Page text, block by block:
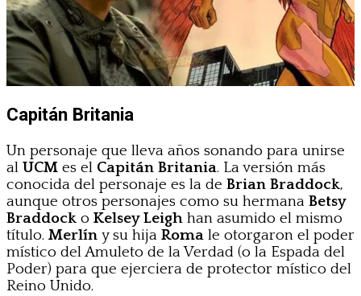
Capitán Britania
Un personaje que lleva años sonando para unirse
al UCM es el Capitán Britania. La versión más
conocida del personaje es la de Brian Braddock,
aunque otros personajes como su hermana Betsy
Braddock o Kelsey Leigh han asumido el mismo
título. Merlín y su hija Roma le otorgaron el poder
místico del Amuleto de la Verdad (o la Espada del
Poder) para que ejerciera de protector místico del
Reino Unido.